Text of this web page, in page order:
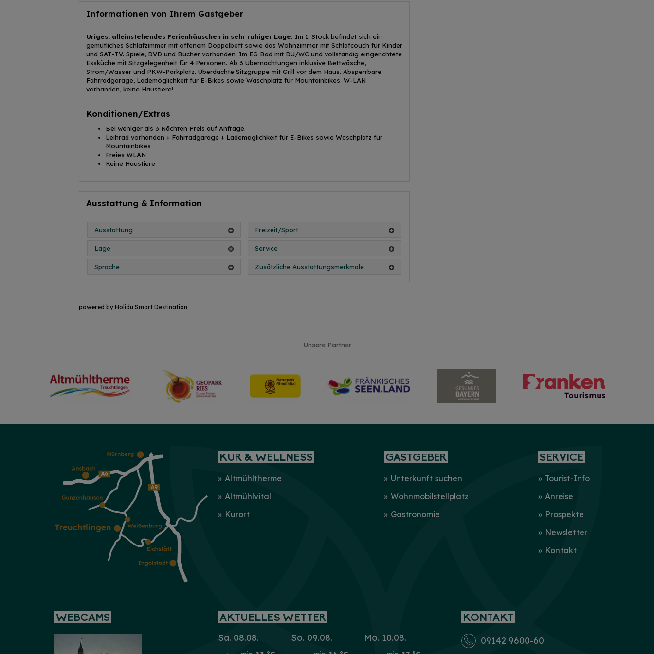
Informationen von Ihrem Gastgeber
Uriges, alleinstehendes Ferienhäuschen in sehr ruhiger Lage. Im 1. Stock befindet sich ein
gemütliches Schlafzimmer mit offenem Doppelbett sowie das Wohnzimmer mit Schlafcouch für Kinder
und SAT-TV. Spiele, DVD und Bücher vorhanden. Im EG Bad mit DU/WC und vollständig eingerichtete
Essküche mit Sitzgelegenheit für 4 Personen. Ab 3 Übernachtungen inklusive Bettwäsche,
Strom/Wasser und PKW-Parkplatz. Überdachte Sitzgruppe mit Grill vor dem Haus. Absperrbare
Fahrradgarage, Lademöglichkeit für E-Bikes sowie Waschplatz für Mountainbikes. W-LAN
vorhanden, keine Haustiere!
Konditionen/Extras
Bei weniger als 3 Nächten Preis auf Anfrage.
Leihrad vorhanden + Fahrradgarage + Lademöglichkeit für E-Bikes sowie Waschplatz für
Mountainbikes
Freies WLAN
Keine Haustiere
Ausstattung & Information
Ausstattung Freizeit/Sport
Lage Service
Sprache Zusätzliche Ausstattungsmerkmale
powered by Holidu Smart Destination
Unsere Partner
KUR & WELLNESS
Altmühltherme
Altmühlvital
Kurort
GASTGEBER
Unterkunft suchen
Wohnmobilstellplatz
Gastronomie
SERVICE
Tourist-Info
Anreise
Prospekte
Newsletter
Kontakt
WEBCAMS AKTUELLES WETTER
Sa. 08.08. So. 09.08. Mo. 10.08.
KONTAKT
09142 9600-60